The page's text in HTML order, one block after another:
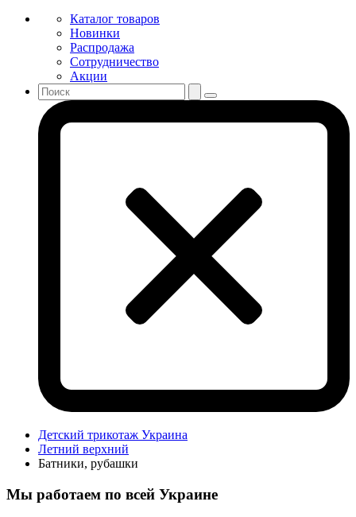
Каталог товаров
Новинки
Распродажа
Сотрудничество
Акции
Детский трикотаж Украина
Летний верхний
Батники, рубашки
Мы работаем по всей Украине